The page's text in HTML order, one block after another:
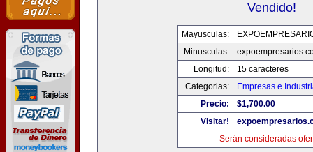
Vendido!
Mayusculas:
Minusculas:
Longitud:
15 caracteres
Categorias:
Empresas e
Precio:
$1,700.00
Visitar!
Serán consideradas